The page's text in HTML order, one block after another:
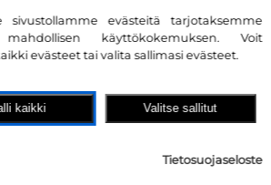
kpl
sivustollamme evästeitä tarjotaksemme
käyttökokemuksen. Voit
evästeet tai valita sallimasi evästeet.
kaikki Valitse sallitut
Tietosuojaseloste